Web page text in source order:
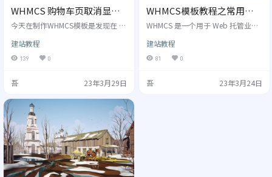
WHMCS 购物车页取消显示
DNS与自动生成主机名和密
今天在制作WHMCS模板是发现在 购
1、DNS2、主机名和密码后才能进
入viewcart.tpl文件。 用户在购买服
务器时，还需要去思索这些乱七八
退客户，所以该隐藏的隐藏，该自
隐藏DNS1、DNS2 DNS设置这个并
没有用处，但是这里直接隐藏还不
行会报错，需要我们在 input vlaue
中添加一个…
建站教程
139 0
吾 23年3月29日
WHMCS模板教程之常用标
签 一
WHMCS 是一个用于 Web 托管业务
签（标记）语言可以用于扩展和自
定义系统的功能和外观。下面列一
些 WHMCS 常用的标签： {if $logge
否已登录。 {if $clientsdetails} 和 {/i
建站教程
81 0
吾 23年3月24日